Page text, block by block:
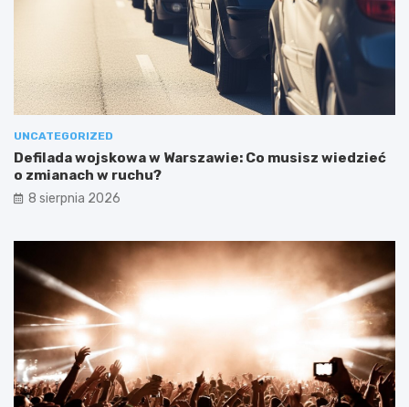
UNCATEGORIZED
Defilada wojskowa w Warszawie: Co musisz wiedzieć
o zmianach w ruchu?
8 sierpnia 2026